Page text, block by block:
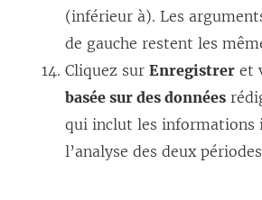
(inférieur à). Les
de gauche restent les
Cliquez sur Enregistrer et
basée sur des données
qui inclut les informations
l’analyse des deux